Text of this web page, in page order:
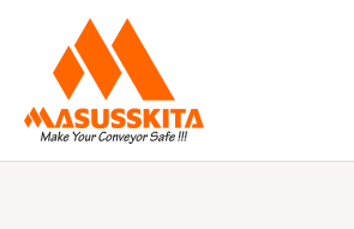
content